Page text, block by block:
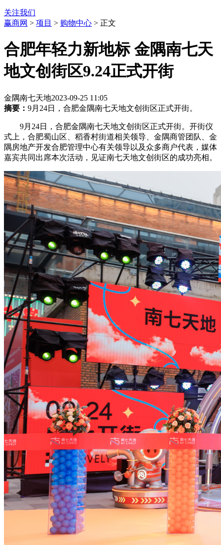
关注我们
赢商网 > 项目 > 购物中心 > 正文
合肥年轻力新地标 金隅南七天
地文创街区9.24正式开街
金隅南七天地2023-09-25 11:05
摘要： 9月24日，合肥金隅南七天地文创街区正式开街。
9月24日，合肥金隅南七天地文创街区正式开街。开街仪
式上，合肥蜀山区、稻香村街道相关领导、金隅商管团队、金
隅房地产开发合肥管理中心有关领导以及众多商户代表，媒体
嘉宾共同出席本次活动，见证南七天地文创街区的成功亮相。